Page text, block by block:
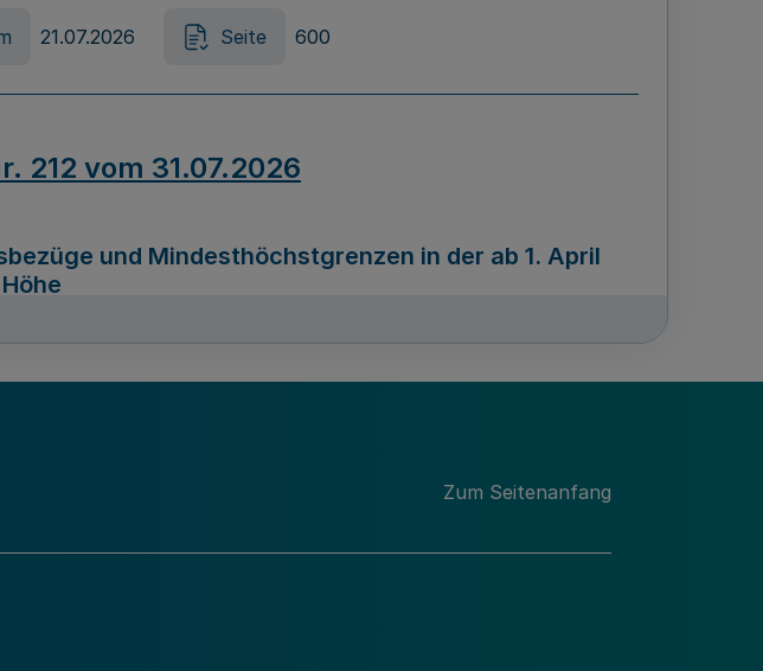
21.07.2026 Seite 600
212 vom 31.07.2026
und Mindesthöchstgrenzen in der ab 1. April
des Förderprogramms „Mittelstand Innovativ &
Zum Seitenanfang